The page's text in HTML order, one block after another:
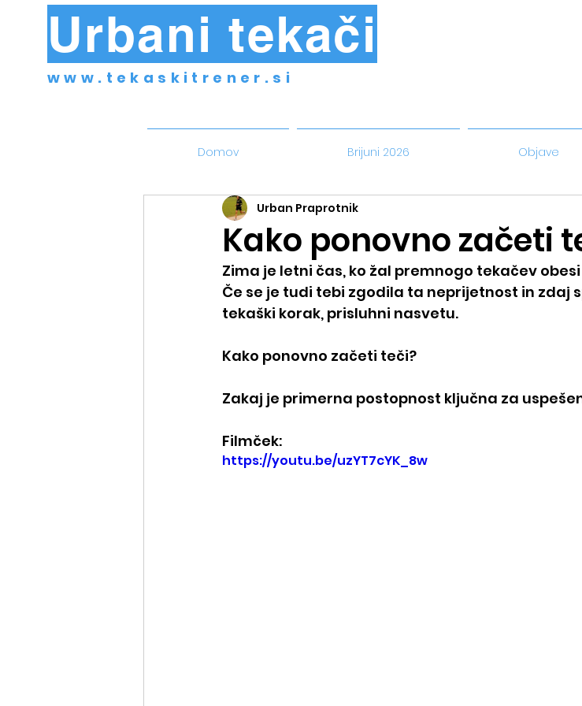
Urbani tekači
www.tekaskitrener.si
Domov Brijuni 2026 Objave
Kako ponovno začeti
Urban Praprotnik
Zima je letni čas, ko žal premnogo tekačev
Če se je tudi tebi zgodila ta neprijetnost in zdaj
tekaški korak, prisluhni nasvetu.
Kako ponovno začeti teči?
Zakaj je primerna postopnost ključna za
Filmček:
https://youtu.be/uzYT7cYK_8w